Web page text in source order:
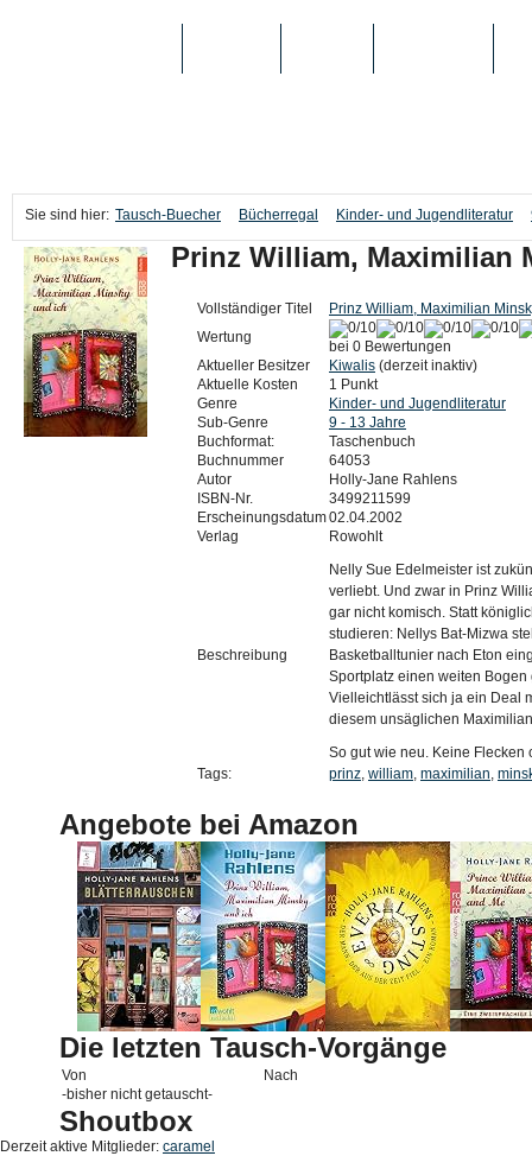
Sie sind hier: Tausch-Buecher Bücherregal Kinder- und Jugendliteratur
Prinz William, Maximilian
Vollständiger Titel
Prinz William, Maximilian
Wertung
bei 0 Bewertungen
Aktueller Besitzer
Kiwalis (derzeit inaktiv)
Aktuelle Kosten
1 Punkt
Genre
Kinder- und Jugendliteratur
Sub-Genre
9 - 13 Jahre
Buchformat:
Taschenbuch
Buchnummer
64053
Autor
Holly-Jane Rahlens
ISBN-Nr.
3499211599
Erscheinungsdatum02.04.2002
Verlag
Rowohlt
Beschreibung
Nelly Sue Edelmeister ist
verliebt. Und zwar in Prinz
gar nicht komisch. Statt
studieren: Nellys Bat-Mizwa
Basketballtunier nach Eton
Sportplatz einen weiten
Vielleichtlässt sich ja ein Deal
diesem unsäglichen
So gut wie neu. Keine
Tags:
prinz, william, maximilian,
Angebote bei Amazon
Die letzten Tausch-Vorgänge
Von
Nach
-bisher nicht getauscht-
Shoutbox
Derzeit aktive Mitglieder: caramel